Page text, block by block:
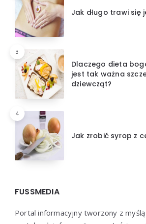
Jak długo trawi się
3
Dlaczego dieta
jest tak ważna
dziewcząt?
4
Jak zrobić syrop z
FUSSMEDIA
Portal informacyjny tworzony z